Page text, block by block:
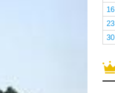
16
23
30